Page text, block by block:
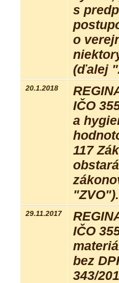
s
o
(ďalej
20.1.2018
IČO
a
117
"ZVO").
29.11.2017
IČO
bez
343/